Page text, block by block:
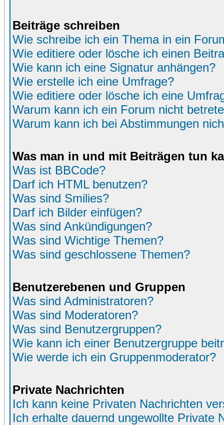
Beiträge schreiben
Wie schreibe ich ein Thema in ein
Wie editiere oder lösche ich einen
Wie kann ich eine Signatur anhängen?
Wie erstelle ich eine Umfrage?
Wie editiere oder lösche ich eine
Warum kann ich ein Forum nicht
Warum kann ich bei Abstimmungen
Was man in und mit Beiträgen tun
Was ist BBCode?
Darf ich HTML benutzen?
Was sind Smilies?
Darf ich Bilder einfügen?
Was sind Ankündigungen?
Was sind Wichtige Themen?
Was sind geschlossene Themen?
Benutzerebenen und Gruppen
Was sind Administratoren?
Was sind Moderatoren?
Was sind Benutzergruppen?
Wie kann ich einer Benutzergruppe
Wie werde ich ein Gruppenmoderator?
Private Nachrichten
Ich kann keine Privaten Nachrichten
Ich erhalte dauernd ungewollte Private